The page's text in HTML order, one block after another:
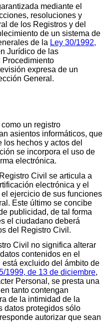
mediante el
resoluciones y
de los Registros y del
de un sistema de
de la Ley 30/1992,
Jurídico de las
Procedimiento
expresa de un
General.
un registro
asientos informáticos, que
hechos y actos del
se incorpora el uso de
electrónica.
Civil se articula a
electrónica y el
ejercicio de sus funciones
Este último se concibe
publicidad, de tal forma
el ciudadano deberá
del Registro Civil.
Civil no significa alterar
contenidos en el
excluido del ámbito de
1999, de 13 de diciembre,
Personal, se presta una
tanto contengan
de la intimidad de la
datos protegidos sólo
autorizar que sean